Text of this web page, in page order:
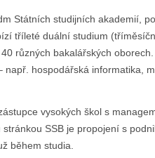
Státních studijních akademií,
tříleté duální studium
různých bakalářských
např. hospodářská informatika,
vysokých škol s
SSB je propojení s
během studia.